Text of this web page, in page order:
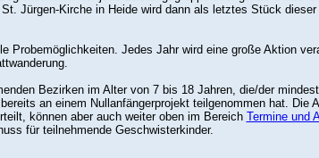
Jürgen-Kirche in Heide wird dann als letztes Stück dieser
Probemöglichkeiten. Jedes Jahr wird eine große Aktion
Bezirken im Alter von 7 bis 18 Jahren, die/der
an einem Nullanfängerprojekt teilgenommen hat. Die
können aber auch weiter oben im Bereich Termine und
für teilnehmende Geschwisterkinder.